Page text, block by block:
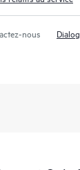
nous